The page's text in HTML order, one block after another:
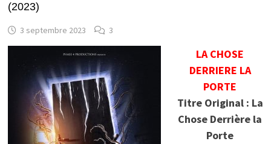
(2023)
3 septembre 2023 3
LA CHOSE
DERRIERE LA
PORTE
Titre Original : La
Chose Derrière la
Porte